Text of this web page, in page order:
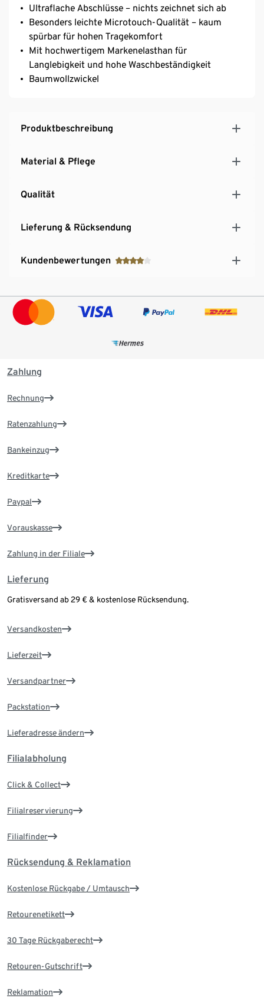
Ultraflache Abschlüsse – nichts zeichnet sich ab
Besonders leichte Microtouch-Qualität – kaum
spürbar für hohen Tragekomfort
Mit hochwertigem Markenelasthan für
Langlebigkeit und hohe Waschbeständigkeit
Baumwollzwickel
Produktbeschreibung
Material & Pflege
Qualität
Lieferung & Rücksendung
Kundenbewertungen
Zahlung
Rechnung
Ratenzahlung
Bankeinzug
Kreditkarte
Paypal
Vorauskasse
Zahlung in der Filiale
Lieferung
Gratisversand ab 29 € & kostenlose Rücksendung.
Versandkosten
Lieferzeit
Versandpartner
Packstation
Lieferadresse ändern
Filialabholung
Click & Collect
Filialreservierung
Filialfinder
Rücksendung & Reklamation
Kostenlose Rückgabe / Umtausch
Retourenetikett
30 Tage Rückgaberecht
Retouren-Gutschrift
Reklamation